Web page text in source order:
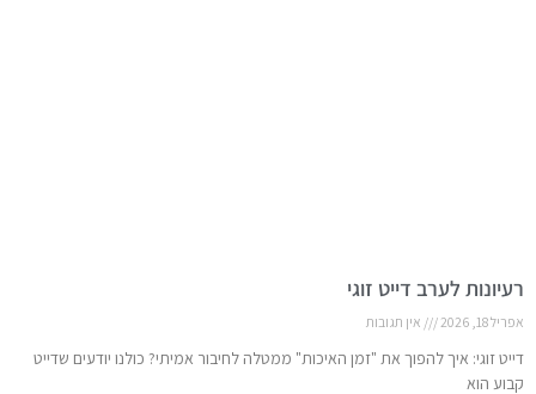
רעיונות לערב דייט זוגי
אפריל 18, 2026 אין תגובות
דייט זוגי: איך להפוך את "זמן האיכות" ממטלה לחיבור אמיתי? כולנו יודעים שדייט
קבוע הוא